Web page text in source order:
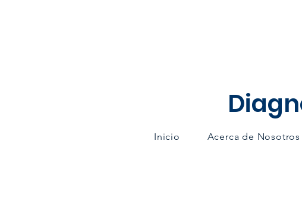
Inicio Acerca de Nosotros